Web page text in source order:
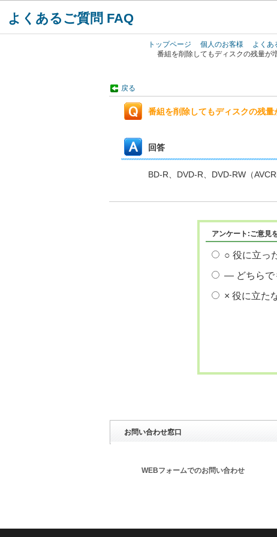
よくあるご質問 FAQ
トップページ 個人のお客様 よくあ
番組を削除してもディスクの残量が
戻る
番組を削除してもディスクの残量
回答
BD-R、DVD-R、DVD-RW（
アンケート:ご意見
○ 役に立っ
― どちらで
× 役に立た
お問い合わせ窓口
WEBフォームでのお問い合わせ